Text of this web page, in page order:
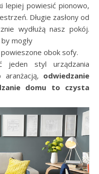
lepiej powiesić pionowo,
Długie zasłony od
wydłużą nasz pokój.
mogły
obok sofy.
jeden styl urządzania
odwiedzanie
domu to czysta